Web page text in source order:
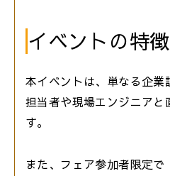
イベントの特徴
本イベントは、単なる企
担当者や現場エンジニア
す。
また、フェア参加者限定